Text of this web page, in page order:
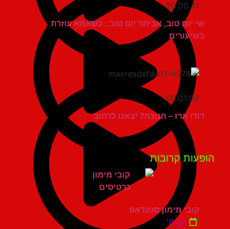
00:00:41
שי יום טוב, אביתר יום טוב : כשאמא עוזרת
בשיעורים
00:01:06
דודו ארז – חנוכה? יצאנו לרחוב
קרובות
קובי מימון סטנדאפ
יום ה'